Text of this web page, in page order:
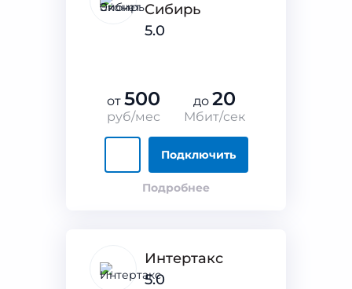
Сибирь
5.0
от 500
руб/мес
до 20
Мбит/сек
Подключить
Подробнее
Интертакс
5.0